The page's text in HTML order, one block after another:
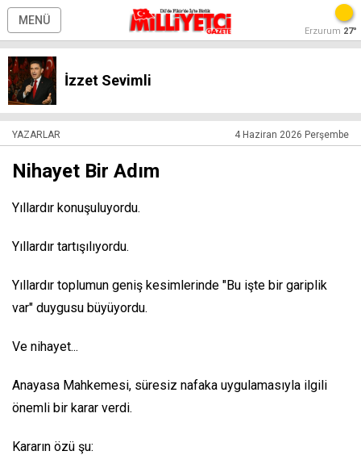
MENÜ
Erzurum 27°
İzzet Sevimli
YAZARLAR 4 Haziran 2026 Perşembe
Nihayet Bir Adım
Yıllardır konuşuluyordu.
Yıllardır tartışılıyordu.
Yıllardır toplumun geniş kesimlerinde "Bu işte bir gariplik
var" duygusu büyüyordu.
Ve nihayet...
Anayasa Mahkemesi, süresiz nafaka uygulamasıyla ilgili
önemli bir karar verdi.
Kararın özü şu: